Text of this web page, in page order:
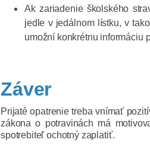
Ak zariadenie školského
jedle v jedálnom lístku, v
umožní konkrétnu informáciu
Záver
Prijaté opatrenie treba vnímať
zákona o potravinách má
spotrebiteľ ochotný zaplatiť.